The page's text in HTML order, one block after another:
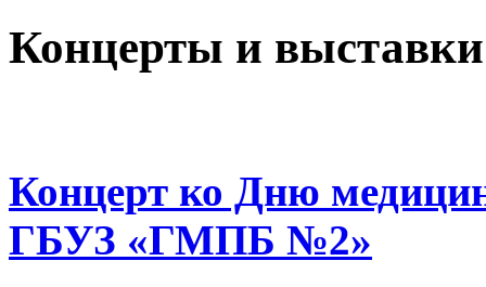
Концерты и выставки
Концерт ко Дню
ГБУЗ «ГМПБ №2»